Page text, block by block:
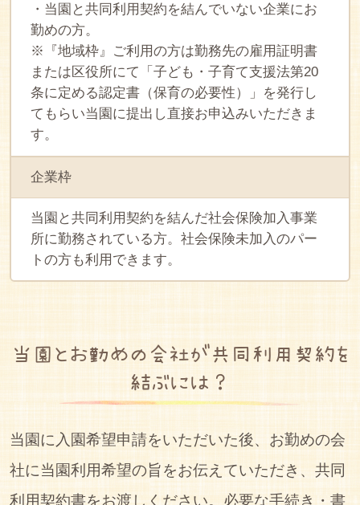
・当園と共同利用契約を結んでいない企業にお
勤めの方。
※『地域枠』ご利用の方は勤務先の雇用証明書
または区役所にて「子ども・子育て支援法第20
条に定める認定書（保育の必要性）」を発行し
てもらい当園に提出し直接お申込みいただきま
す。
企業枠
当園と共同利用契約を結んだ社会保険加入事業
所に勤務されている方。社会保険未加入のパー
トの方も利用できます。
当園とお勤めの会社が共同利用契約を
結ぶには？
当園に入園希望申請をいただいた後、お勤めの会
社に当園利用希望の旨をお伝えていただき、共同
利用契約書をお渡しください。必要な手続き・書